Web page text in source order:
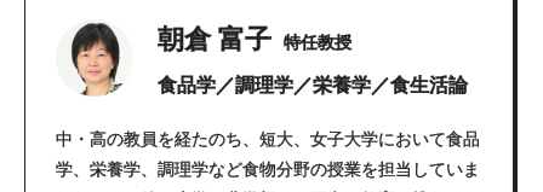
朝倉 富子 特任教授
食品学／調理学／栄養学／食生活論
中・高の教員を経たのち、短大、女子大学において食品
学、栄養学、調理学など食物分野の授業を担当していま